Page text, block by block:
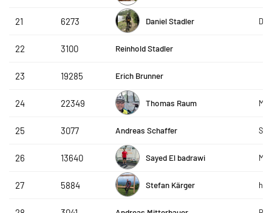
21 6273 Daniel Stadler De
22 3100 Reinhold Stadler
23 19285 Erich Brunner
24 22349 Thomas Raum
25 3077 Andreas Schaffer
26 13640 Sayed El badrawi
27 5884 Stefan Kärger